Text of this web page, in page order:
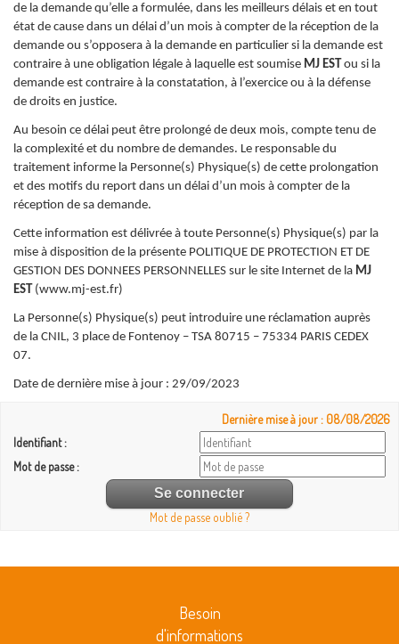
de la demande qu’elle a formulée, dans les meilleurs délais et en tout
état de cause dans un délai d’un mois à compter de la réception de la
demande ou s’opposera à la demande en particulier si la demande est
contraire à une obligation légale à laquelle est soumise MJ ESTou si la
demande est contraire à la constatation, à l’exercice ou à la défense
de droits en justice.
Au besoin ce délai peut être prolongé de deux mois, compte tenu de
la complexité et du nombre de demandes. Le responsable du
traitement informe la Personne(s) Physique(s) de cette prolongation
et des motifs du report dans un délai d’un mois à compter de la
réception de sa demande.
Cette information est délivrée à toute Personne(s) Physique(s) par la
mise à disposition de la présente POLITIQUE DE PROTECTION ET DE
GESTION DES DONNEES PERSONNELLES sur le site Internet de la MJ
EST(www.mj-est.fr)
La Personne(s) Physique(s) peut introduire une réclamation auprès
de la CNIL, 3 place de Fontenoy – TSA 80715 – 75334 PARIS CEDEX
07.
Date de dernière mise à jour : 29/09/2023
Dernière mise à jour : 08/08/2026
Identifiant :
Mot de passe :
Mot de passe oublié ?
Besoin
d'informations